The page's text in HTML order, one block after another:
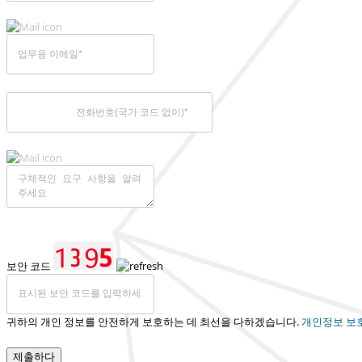
보안 코드
귀하의 개인 정보를 안전하게 보호하는 데 최선을 다하겠습니다. 개인정보 보
제출하다